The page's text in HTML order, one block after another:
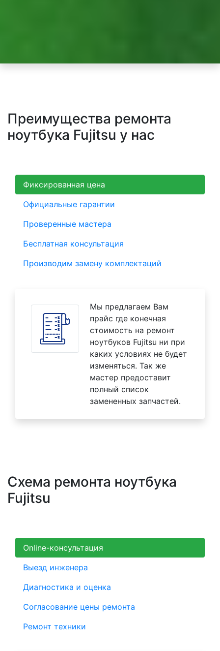
Преимущества ремонта
ноутбука Fujitsu у нас
Фиксированная цена
Официальные гарантии
Проверенные мастера
Бесплатная консультация
Производим замену комплектаций
Мы предлагаем Вам
прайс где конечная
стоимость на ремонт
ноутбуков Fujitsu ни при
каких условиях не будет
изменяться. Так же
мастер предоставит
полный список
замененных запчастей.
Схема ремонта ноутбука
Fujitsu
Online-консультация
Выезд инженера
Диагностика и оценка
Согласование цены ремонта
Ремонт техники